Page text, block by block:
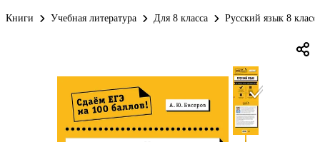
Книги Учебная литература Для 8 класса Русский язык 8 класс